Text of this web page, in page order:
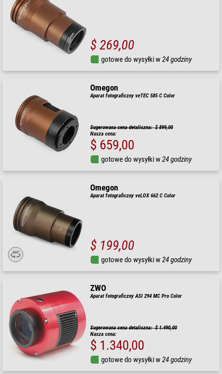
$ 269,00
gotowe do wysyłki w24 godziny
Omegon
Aparat fotograficzny veTEC 585 C Color
Sugerowana cena detaliczna: $ 899,00
Nasza cena:
$ 659,00
gotowe do wysyłki w24 godziny
Omegon
Aparat fotograficzny veLOX 662 C Color
$ 199,00
gotowe do wysyłki w24 godziny
ZWO
Aparat fotograficzny ASI 294 MC Pro Color
Sugerowana cena detaliczna: $ 1.490,00
Nasza cena:
$ 1.340,00
gotowe do wysyłki w24 godziny